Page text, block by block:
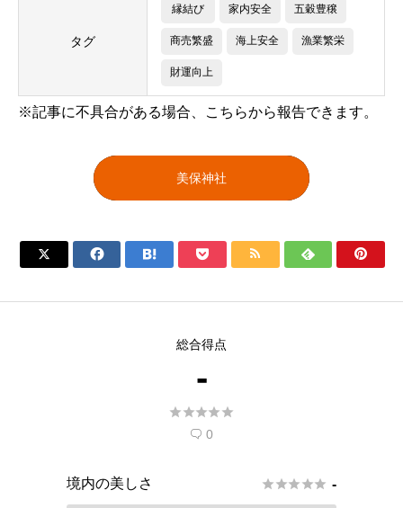
タグ
縁結び 家内安全 五穀豊穣
商売繁盛 海上安全 漁業繁栄
財運向上
※記事に不具合がある場合、こちらから報告できます。
美保神社
      
総合得点
-

 0
境内の美しさ  -